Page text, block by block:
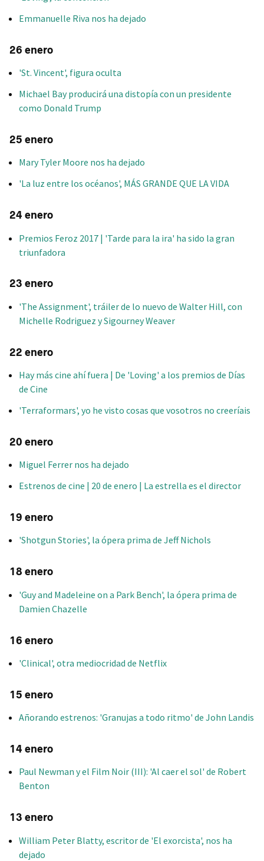
Emmanuelle Riva nos ha dejado
26 enero
'St. Vincent', figura oculta
Michael Bay producirá una distopía con un presidente
como Donald Trump
25 enero
Mary Tyler Moore nos ha dejado
'La luz entre los océanos', MÁS GRANDE QUE LA VIDA
24 enero
Premios Feroz 2017 | 'Tarde para la ira' ha sido la gran
triunfadora
23 enero
'The Assignment', tráiler de lo nuevo de Walter Hill, con
Michelle Rodriguez y Sigourney Weaver
22 enero
Hay más cine ahí fuera | De 'Loving' a los premios de Días
de Cine
'Terraformars', yo he visto cosas que vosotros no creeríais
20 enero
Miguel Ferrer nos ha dejado
Estrenos de cine | 20 de enero | La estrella es el director
19 enero
'Shotgun Stories', la ópera prima de Jeff Nichols
18 enero
'Guy and Madeleine on a Park Bench', la ópera prima de
Damien Chazelle
16 enero
'Clinical', otra mediocridad de Netflix
15 enero
Añorando estrenos: 'Granujas a todo ritmo' de John Landis
14 enero
Paul Newman y el Film Noir (III): 'Al caer el sol' de Robert
Benton
13 enero
William Peter Blatty, escritor de 'El exorcista', nos ha
dejado